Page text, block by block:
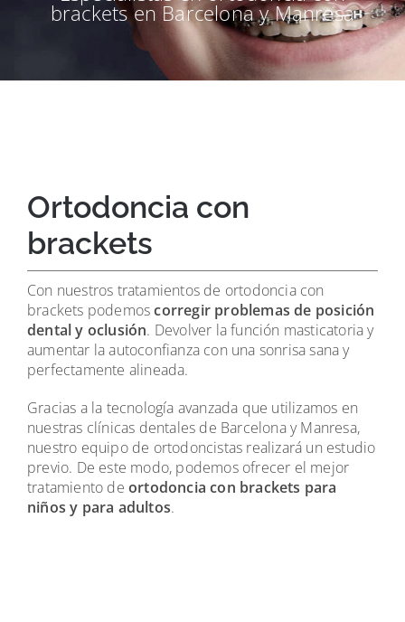
brackets en Barcelona y Manresa
Ortodoncia con
brackets
Con nuestros tratamientos de ortodoncia con
brackets podemoscorregir problemas de posición
dental y oclusión. Devolver la función masticatoria y
aumentar la autoconfianza con una sonrisa sana y
perfectamente alineada.
Gracias a la tecnología avanzada que utilizamos en
nuestras clínicas dentales de Barcelona y Manresa,
nuestro equipo de ortodoncistas realizará un estudio
previo. De este modo, podemos ofrecer el mejor
tratamiento de ortodoncia con brackets para
niños y para adultos.